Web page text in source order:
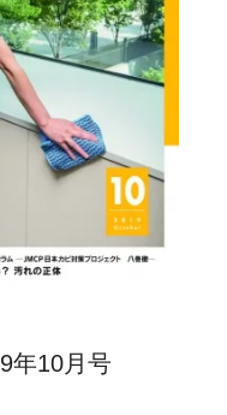
年10月号